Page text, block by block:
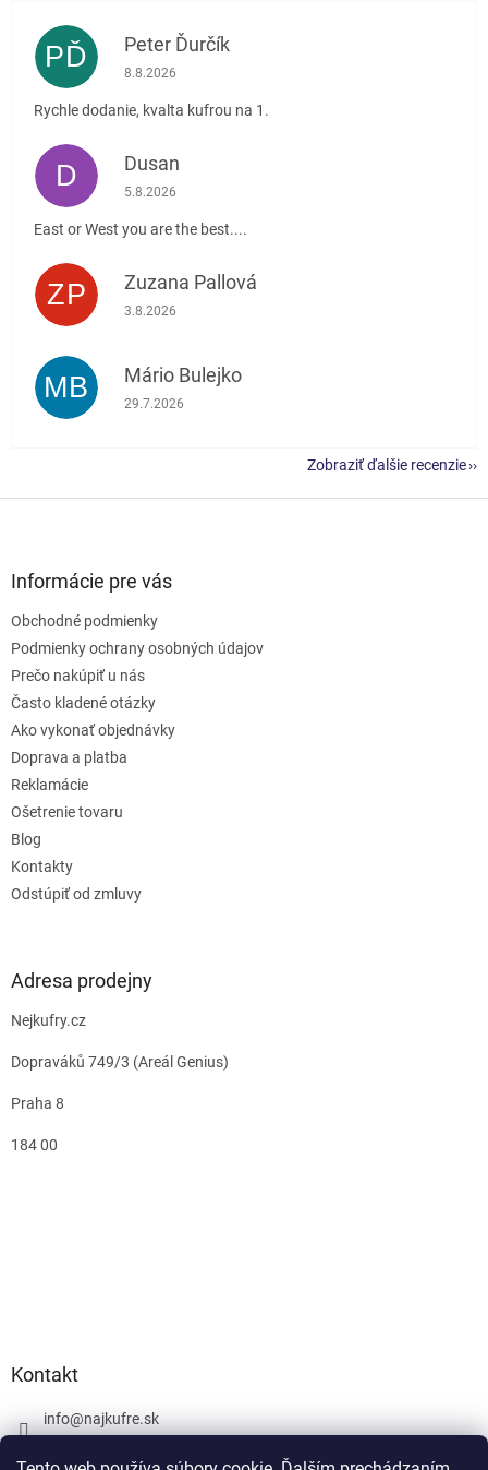
PĎ Peter Ďurčík
Hodnotenie obchodu je 5 z 5 hviezdičiek.
8.8.2026
Rychle dodanie, kvalta kufrou na 1.
D Dusan
Hodnotenie obchodu je 5 z 5 hviezdičiek.
5.8.2026
East or West you are the best....
ZP Zuzana Pallová
Hodnotenie obchodu je 5 z 5 hviezdičiek.
3.8.2026
MB Mário Bulejko
Hodnotenie obchodu je 5 z 5 hviezdičiek.
29.7.2026
Zobraziť ďalšie recenzie
Informácie pre vás
Obchodné podmienky
Podmienky ochrany osobných údajov
Prečo nakúpiť u nás
Často kladené otázky
Ako vykonať objednávky
Doprava a platba
Reklamácie
Ošetrenie tovaru
Blog
Kontakty
Odstúpiť od zmluvy
Adresa prodejny
Nejkufry.cz
Dopraváků 749/3 (Areál Genius)
Praha 8
184 00
Kontakt
info@najkufre.sk